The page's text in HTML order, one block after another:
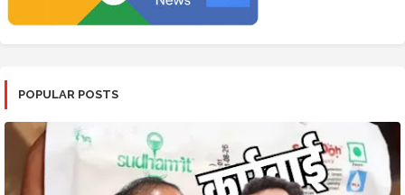
POPULAR POSTS